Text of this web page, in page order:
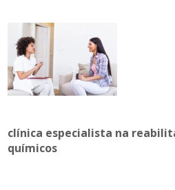
clínica especialista na
químicos